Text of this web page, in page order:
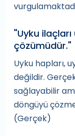
"Uyku
çözümüdür."
Uyku hapları,
değildir.
sağlayabilir
döngüyü
(Gerçek)